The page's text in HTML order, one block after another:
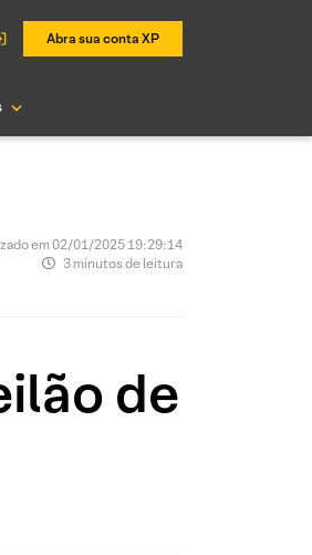
Abra sua conta XP
em 02/01/2025 19:29:14
3 minutos de leitura
de